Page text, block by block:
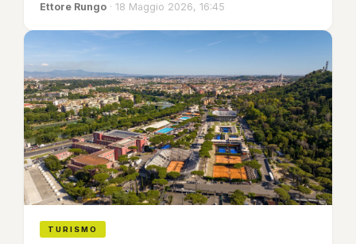
Ettore Rungo · 18 Maggio 2026, 16:45
TURISMO